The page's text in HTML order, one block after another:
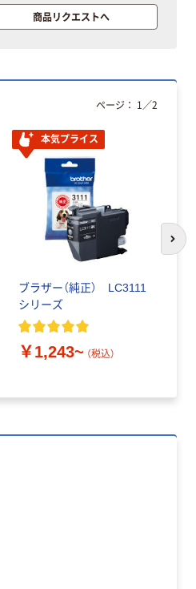
商品リクエストへ
本気プライス
ブラザー（純正） LC3111
シリーズ
￥1,243~ （税込）
ページ： 1 ／2
次
本気プライス
キングジム テプ
ラ TEPRA
PRO【純正】テー
プ 白ラベル
12mm幅 （黒文
ェキ専用フィル
WW2